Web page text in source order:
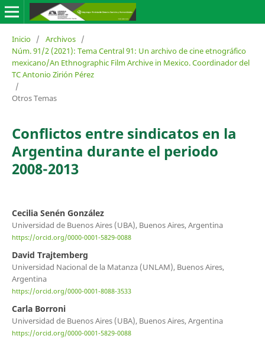
Inicio / Archivos /
Núm. 91/2 (2021): Tema Central 91: Un archivo de cine etnográfico
mexicano/An Ethnographic Film Archive in Mexico. Coordinador del
TC Antonio Zirión Pérez
/
Otros Temas
Conflictos entre sindicatos en la
Argentina durante el periodo
2008-2013
Cecilia Senén González
Universidad de Buenos Aires (UBA), Buenos Aires, Argentina
https://orcid.org/0000-0001-5829-0088
David Trajtemberg
Universidad Nacional de la Matanza (UNLAM), Buenos Aires,
Argentina
https://orcid.org/0000-0001-8088-3533
Carla Borroni
Universidad de Buenos Aires (UBA), Buenos Aires, Argentina
https://orcid.org/0000-0001-5829-0088